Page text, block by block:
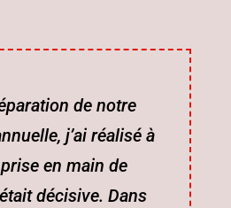
de notre
j’ai réalisé à
en main de
décisive. Dans